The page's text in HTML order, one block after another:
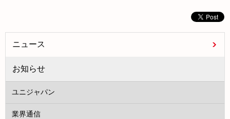
ニュース
お知らせ
ユニジャパン
業界通信